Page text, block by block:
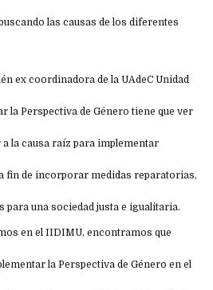
las causas de los diferentes
ex coordinadora de la UAdeC Unidad
la Perspectiva de Género tiene que ver
la causa raíz para implementar
fin de incorporar medidas reparatorias,
para una sociedad justa e igualitaria.
en el IIDIMU, encontramos que
la Perspectiva de Género en el